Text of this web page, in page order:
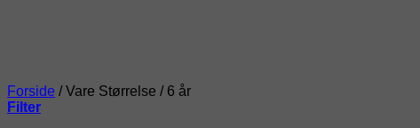
Forside /Vare Størrelse /6 år
Filter